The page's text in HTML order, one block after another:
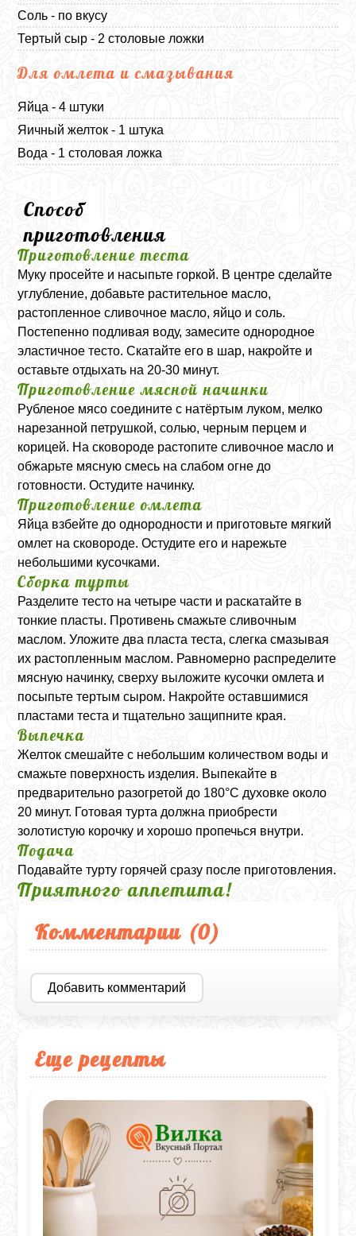
Соль - по вкусу
Тертый сыр - 2 столовые ложки
Для омлета и смазывания
Яйца - 4 штуки
Яичный желток - 1 штука
Вода - 1 столовая ложка
Способ
приготовления
Приготовление теста
Муку просейте и насыпьте горкой. В центре сделайте
углубление, добавьте растительное масло,
растопленное сливочное масло, яйцо и соль.
Постепенно подливая воду, замесите однородное
эластичное тесто. Скатайте его в шар, накройте и
оставьте отдыхать на 20-30 минут.
Приготовление мясной начинки
Рубленое мясо соедините с натёртым луком, мелко
нарезанной петрушкой, солью, черным перцем и
корицей. На сковороде растопите сливочное масло и
обжарьте мясную смесь на слабом огне до
готовности. Остудите начинку.
Приготовление омлета
Яйца взбейте до однородности и приготовьте мягкий
омлет на сковороде. Остудите его и нарежьте
небольшими кусочками.
Сборка турты
Разделите тесто на четыре части и раскатайте в
тонкие пласты. Противень смажьте сливочным
маслом. Уложите два пласта теста, слегка смазывая
их растопленным маслом. Равномерно распределите
мясную начинку, сверху выложите кусочки омлета и
посыпьте тертым сыром. Накройте оставшимися
пластами теста и тщательно защипните края.
Выпечка
Желток смешайте с небольшим количеством воды и
смажьте поверхность изделия. Выпекайте в
предварительно разогретой до 180°C духовке около
20 минут. Готовая турта должна приобрести
золотистую корочку и хорошо пропечься внутри.
Подача
Подавайте турту горячей сразу после приготовления.
Приятного аппетита!
Комментарии (0)
Добавить комментарий
Еще рецепты